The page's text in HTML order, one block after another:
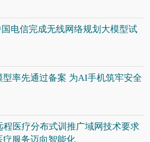
电信完成无线网络规划大模型试
型率先通过备案 为AI手机筑牢安全
医疗分布式训推广域网技术要求
服务迈向智能化